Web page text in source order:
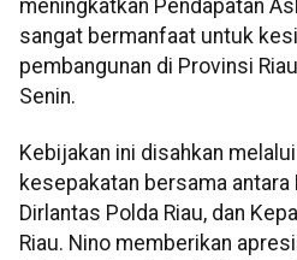
meningkatkan Pendapatan
sangat bermanfaat untuk
pembangunan di Provinsi
Senin.
Kebijakan ini disahkan
kesepakatan bersama antara
Dirlantas Polda Riau, dan
Riau. Nino memberikan